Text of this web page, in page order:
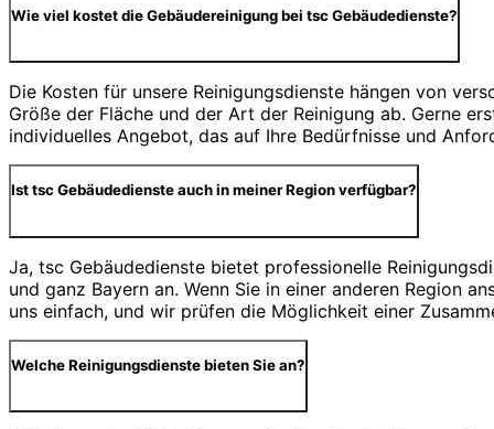
Wie viel kostet die Gebäudereinigung bei tsc Gebäudedienste?
Die Kosten für unsere Reinigungsdienste hängen von
Größe der Fläche und der Art der Reinigung ab. Gerne
individuelles Angebot, das auf Ihre Bedürfnisse und
Ist tsc Gebäudedienste auch in meiner Region verfügbar?
Ja, tsc Gebäudedienste bietet professionelle
und ganz Bayern an. Wenn Sie in einer anderen Region
uns einfach, und wir prüfen die Möglichkeit einer
Welche Reinigungsdienste bieten Sie an?